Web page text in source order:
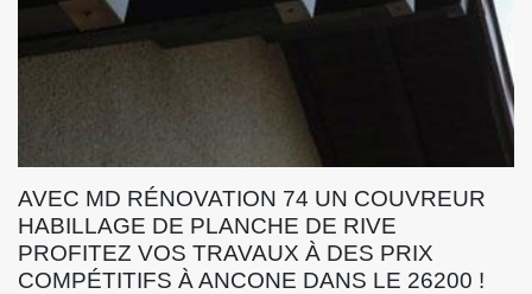
AVEC MD RÉNOVATION 74 UN COUVREUR
HABILLAGE DE PLANCHE DE RIVE
PROFITEZ VOS TRAVAUX À DES PRIX
COMPÉTITIFS À ANCONE DANS LE 26200 !